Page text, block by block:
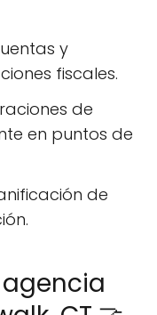
y
fiscales.
de
en puntos de
de